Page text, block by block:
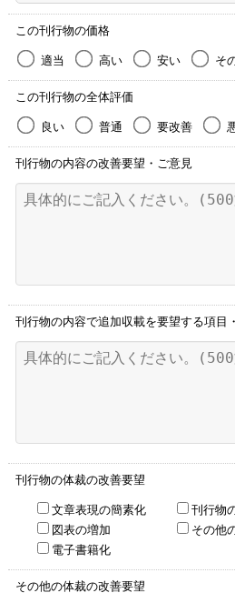
この刊行物の価格
適当 高い 安い そ
この刊行物の全体評価
良い 普通 要改善
刊行物の内容の改善要望・ご意見
刊行物の内容で追加収載を要望する項目
刊行物の体裁の改善要望
文章表現の簡素化
図表の増加
電子書籍化
刊行物
その他
その他の体裁の改善要望